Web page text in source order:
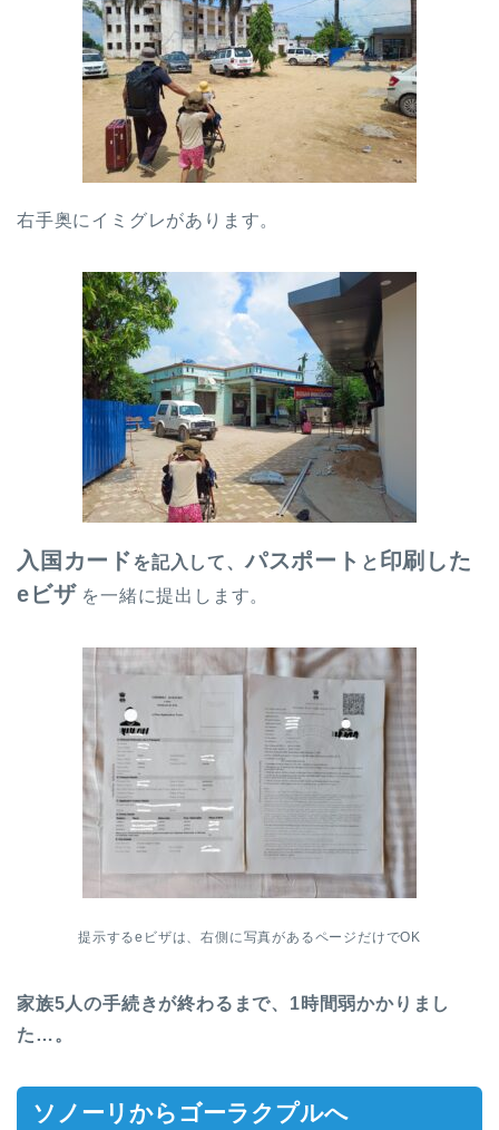
右手奥にイミグレがあります。
入国カードを記入して、パスポート と 印刷した
eビザ を一緒に提出します。
提示するeビザは、右側に写真があるページだけでOK
家族5人の手続きが終わるまで、1時間弱かかりまし
た…。
ソノーリからゴーラクプルへ